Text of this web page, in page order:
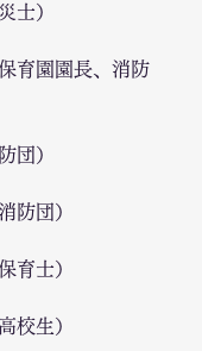
士）
育園園長、消防
団）
防団）
育士）
校生）